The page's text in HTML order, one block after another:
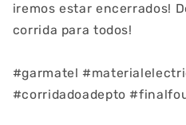
iremos estar encerrados!
corrida para todos!
#garmatel
#corridadoadepto